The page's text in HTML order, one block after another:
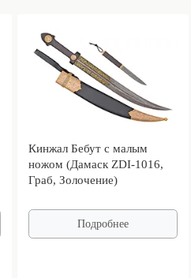
Кинжал Бебут с малым
ножом (Дамаск ZDI-1016,
Граб, Золочение)
Подробнее